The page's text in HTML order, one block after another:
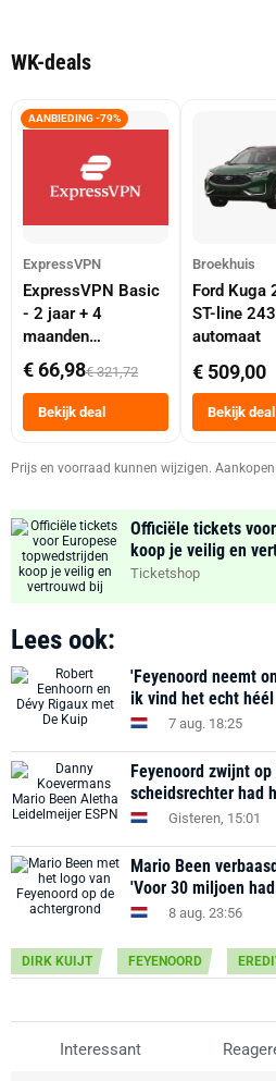
WK-deals
AANBIEDING -79%
ExpressVPN
ExpressVPN Basic
- 2 jaar + 4
maanden
abonnement
€ 66,98€ 321,72
Bekijk deal
Broekhuis
Ford Kuga
ST-line
automaat
€ 509,00
Bekijk deal
Prijs en voorraad kunnen wijzigen.
Officiële tickets
koop je veilig en
Ticketshop
Lees ook:
'Feyenoord neemt
ik vind het echt
7 aug. 18:25
Feyenoord zwijnt
scheidsrechter had
Gisteren, 15:01
Mario Been
'Voor 30 miljoen
8 aug. 23:56
DIRK KUIJT FEYENOORD
Interessant